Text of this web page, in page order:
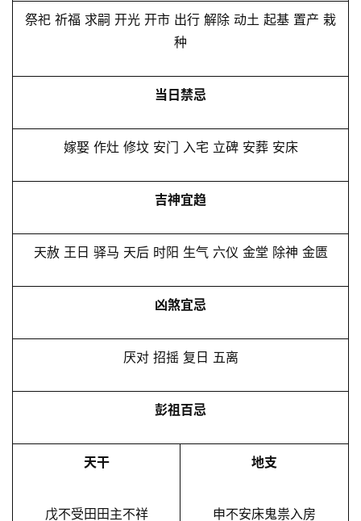
祭祀 祈福 求嗣 开光 开市 出行 解除 动土 起基 置产 栽
种
当日禁忌
嫁娶 作灶 修坟 安门 入宅 立碑 安葬 安床
吉神宜趋
天赦 王日 驿马 天后 时阳 生气 六仪 金堂 除神 金匮
凶煞宜忌
厌对 招摇 复日 五离
彭祖百忌
天干
戊不受田田主不祥
地支
申不安床鬼祟入房